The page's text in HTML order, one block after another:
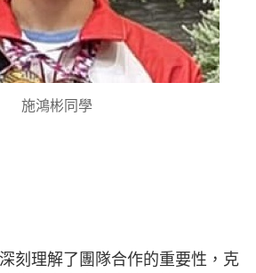
施鴻彬同學
刻理解了團隊合作的重要性，克